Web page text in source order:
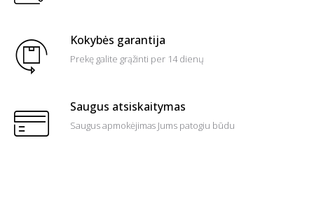
Kokybės garantija
Prekę galite grąžinti per 14 dienų
Saugus atsiskaitymas
Saugus apmokėjimas Jums patogiu būdu